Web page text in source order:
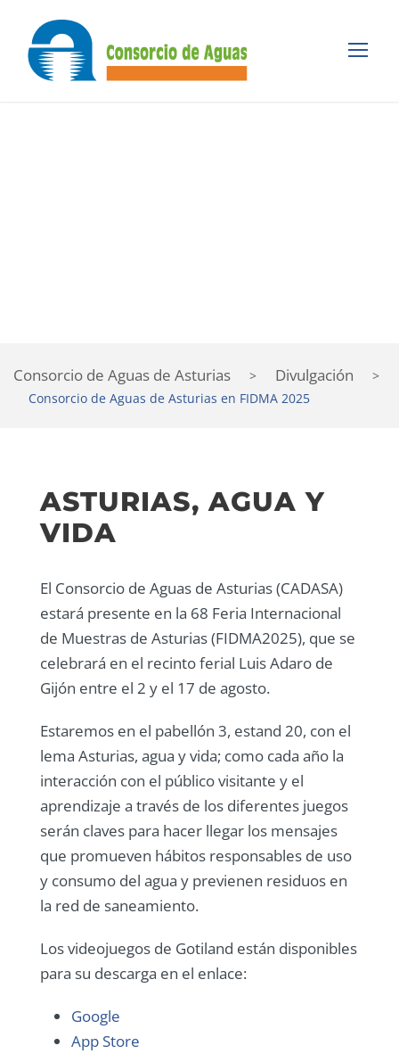
Consorcio de Aguas de Asturias > Divulgación
>
Consorcio de Aguas de Asturias en FIDMA 2025
ASTURIAS, AGUA Y
VIDA
El Consorcio de Aguas de Asturias (CADASA)
estará presente en la 68 Feria Internacional
de Muestras de Asturias (FIDMA2025), que se
celebrará en el recinto ferial Luis Adaro de
Gijón entre el 2 y el 17 de agosto.
Estaremos en el pabellón 3, estand 20, con el
lema Asturias, agua y vida; como cada año la
interacción con el público visitante y el
aprendizaje a través de los diferentes juegos
serán claves para hacer llegar los mensajes
que promueven hábitos responsables de uso
y consumo del agua y previenen residuos en
la red de saneamiento.
Los videojuegos de Gotiland están disponibles
para su descarga en el enlace:
Google
App Store